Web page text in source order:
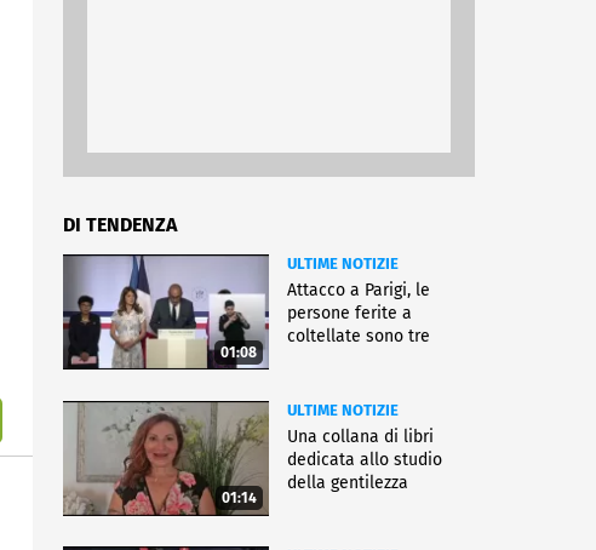
DI TENDENZA
01:08
ULTIME NOTIZIE
Attacco a Parigi, le
persone ferite a
coltellate sono tre
01:14
ULTIME NOTIZIE
Una collana di libri
dedicata allo studio
della gentilezza